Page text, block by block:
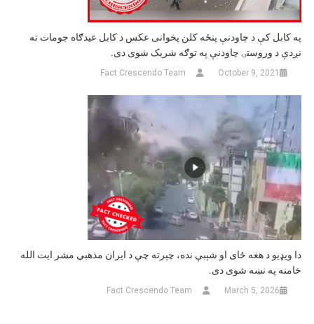
په کابل کې د چاودنې پنځه کلن پخوانی عکس د کابل عیدګاه جومات ته
نږدې د وروستۍ چاودنې په توګه شریک شوی دی.
October 9, 2021
Fact Crescendo Team
دا ویډیو د هغه ځای او شېبې نده، چېرته چې د ایران مذهبي مشر ایت الله
خامنه په نښه شوی دی.
March 5, 2026
Fact Crescendo Team